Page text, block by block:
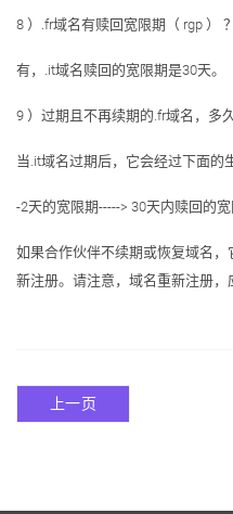
8 ）.fr域名有赎回宽限期（ rgp ） ？
有，.it域名赎回的宽限期是30天。
9 ）过期且不再续期的.fr域名，多
当.it域名过期后，它会经过下面的
-2天的宽限期-----> 30天内赎回的
如果合作伙伴不续期或恢复域名
新注册。请注意，域名重新注册，
上一页